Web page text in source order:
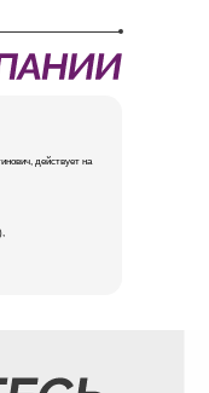
действует на